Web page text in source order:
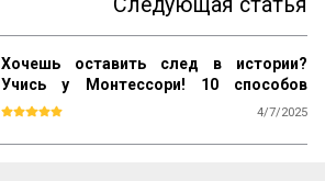
Хочешь оставить след в истории?
Учись у Монтессори! 10 способов
сохранить наследие
4/7/2025